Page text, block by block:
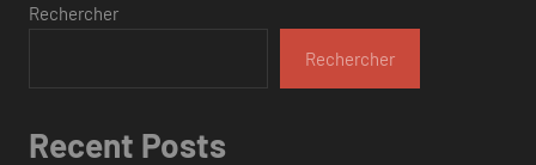
Rechercher
Rechercher
Recent Posts